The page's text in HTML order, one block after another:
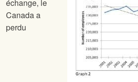
échange, le
Canada a
perdu